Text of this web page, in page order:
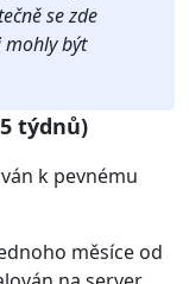
se zde
mohly být
týdnů)
k pevnému
měsíce od